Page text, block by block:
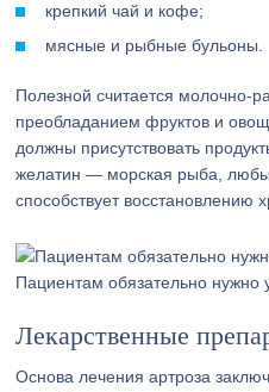
крепкий чай и кофе;
мясные и рыбные бульоны.
Полезной считается молочно-
преобладанием фруктов и
должны присутствовать
желатин — морская рыба,
способствует восстановлению
Пациентам обязательно нужно
Лекарственные
Основа лечения артроза